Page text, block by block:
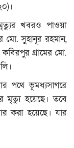
খবরও পাওয়া
মো. সুহানূর রহমান,
গ্রামের মো.
পথে ভূমধ্যসাগরে
মৃত্যু হয়েছে। তবে
করা হয়েছে। যার